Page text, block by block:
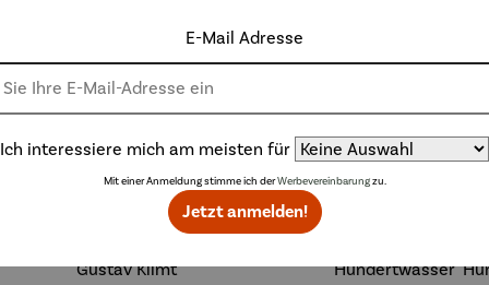
Topseller aus der Kategorie Ketten
E-Mail Adresse
Ich interessiere mich am meisten für
Mit einer Anmeldung stimme ich derWerbevereinbarungzu.
Jetzt anmelden!